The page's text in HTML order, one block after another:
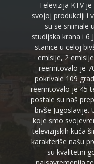
Televizija KTV
svojoj produkciji i
su se snimale
studijska krana i 6
stanice u celoj
emisije, 2 emisije
reemitovalo je
pokrivale 109
reemitovalo je 45
postale su naš
bivše
koje smo
televizijskih kuća
karakteriše našu
su kvalitetni